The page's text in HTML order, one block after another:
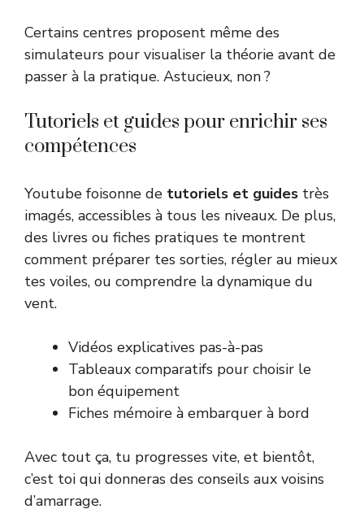
Certains centres proposent même des
simulateurs pour visualiser la théorie avant de
passer à la pratique. Astucieux, non ?
Tutoriels et guides pour enrichir ses
compétences
Youtube foisonne de tutoriels et guides très
imagés, accessibles à tous les niveaux. De plus,
des livres ou fiches pratiques te montrent
comment préparer tes sorties, régler au mieux
tes voiles, ou comprendre la dynamique du
vent.
Vidéos explicatives pas-à-pas
Tableaux comparatifs pour choisir le
bon équipement
Fiches mémoire à embarquer à bord
Avec tout ça, tu progresses vite, et bientôt,
c’est toi qui donneras des conseils aux voisins
d’amarrage.